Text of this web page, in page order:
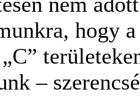
hogy
–